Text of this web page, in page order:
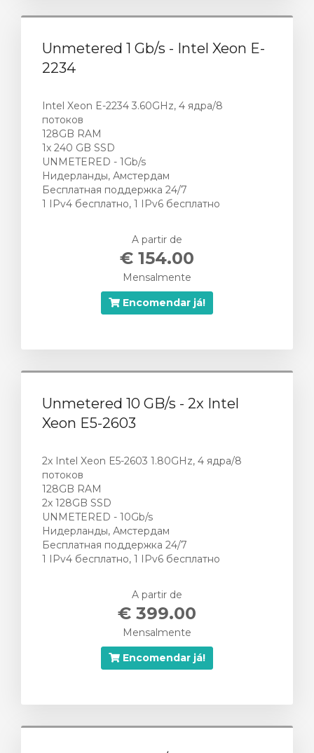
Unmetered 1 Gb/s - Intel Xeon E-
2234
Intel Xeon E-2234 3.60GHz, 4 ядра/8
потоков
128GB RAM
1x 240 GB SSD
UNMETERED - 1Gb/s
Нидерланды, Амстердам
Бесплатная поддержка 24/7
1 IPv4 бесплатно, 1 IPv6 бесплатно
A partir de
€ 154.00
Mensalmente
Encomendar já!
Unmetered 10 GB/s - 2x Intel
Xeon E5-2603
2x Intel Xeon E5-2603 1.80GHz, 4 ядра/8
потоков
128GB RAM
2x 128GB SSD
UNMETERED - 10Gb/s
Нидерланды, Амстердам
Бесплатная поддержка 24/7
1 IPv4 бесплатно, 1 IPv6 бесплатно
A partir de
€ 399.00
Mensalmente
Encomendar já!